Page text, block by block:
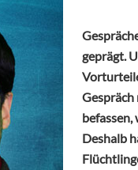
geprägt.
Gespräch
Deshalb